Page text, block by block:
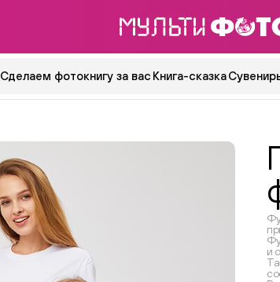
Сделаем фотокнигу за вас Книга-сказка
и